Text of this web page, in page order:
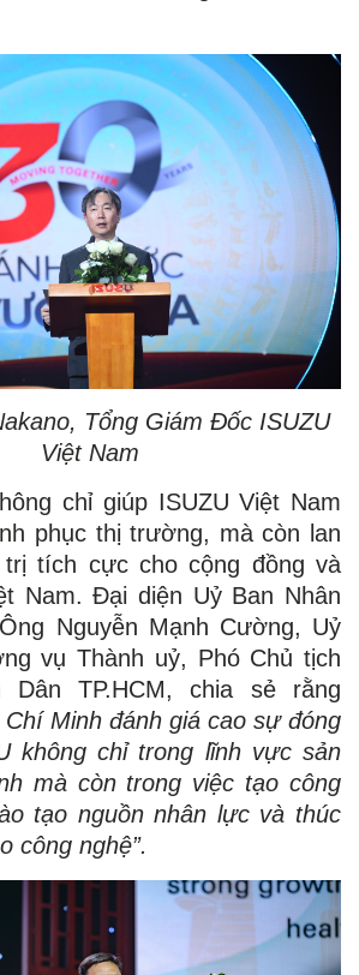
Tổng Giám Đốc ISUZU
Việt Nam
chỉ giúp ISUZU Việt Nam
phục thị trường, mà còn lan
tích cực cho cộng đồng và
Nam. Đại diện Uỷ Ban Nhân
Nguyễn Mạnh Cường, Uỷ
vụ Thành uỷ, Phó Chủ tịch
Dân TP.HCM, chia sẻ rằng
Chí Minh đánh giá cao sự đóng
không chỉ trong lĩnh vực sản
mà còn trong việc tạo công
tạo nguồn nhân lực và thúc
công nghệ”.